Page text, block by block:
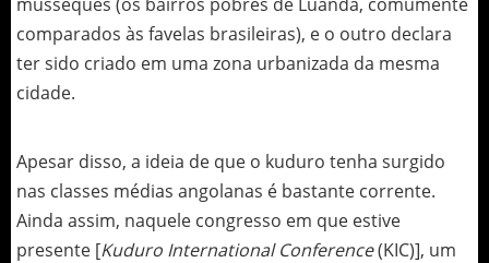
comparados às favelas brasileiras), e o outro declara
ter sido criado em uma zona urbanizada da mesma
cidade.
Apesar disso, a ideia de que o kuduro tenha surgido
nas classes médias angolanas é bastante corrente.
Ainda assim, naquele congresso em que estive
presente [Kuduro International Conference(KIC)], um